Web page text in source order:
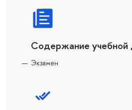
Содержание учебной
Экзамен